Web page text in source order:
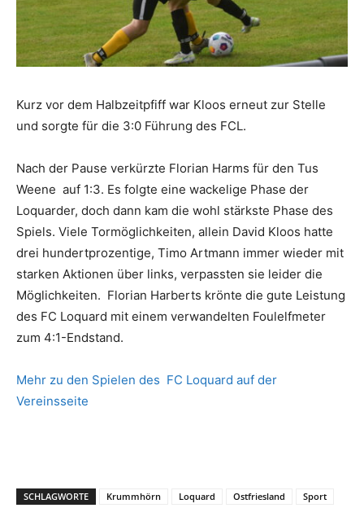
Kurz vor dem Halbzeitpfiff war Kloos erneut zur Stelle
und sorgte für die 3:0 Führung des FCL.
Nach der Pause verkürzte Florian Harms für den Tus
Weene auf 1:3. Es folgte eine wackelige Phase der
Loquarder, doch dann kam die wohl stärkste Phase des
Spiels. Viele Tormöglichkeiten, allein David Kloos hatte
drei hundertprozentige, Timo Artmann immer wieder mit
starken Aktionen über links, verpassten sie leider die
Möglichkeiten. Florian Harberts krönte die gute Leistung
des FC Loquard mit einem verwandelten Foulelfmeter
zum 4:1-Endstand.
Mehr zu den Spielen des FC Loquard auf der
Vereinsseite
SCHLAGWORTE Krummhörn Loquard Ostfriesland Sport